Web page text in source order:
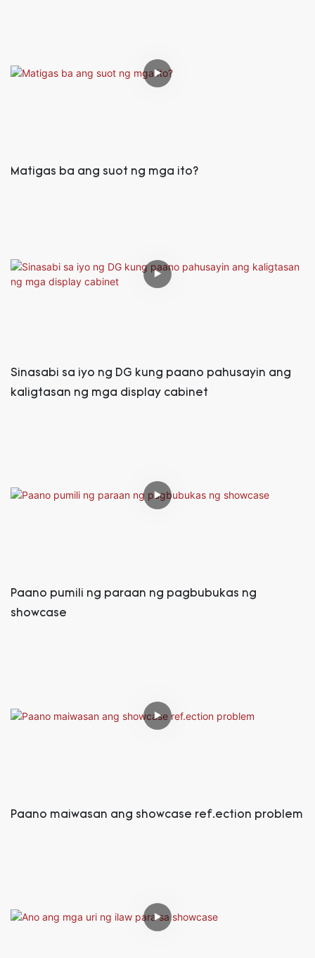
Matigas ba ang suot ng mga ito?
Sinasabi sa iyo ng DG kung paano pahusayin ang
kaligtasan ng mga display cabinet
Paano pumili ng paraan ng pagbubukas ng
showcase
Paano maiwasan ang showcase ref.ection problem